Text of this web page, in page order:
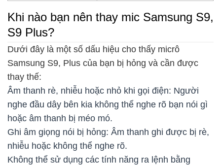
Khi nào bạn nên thay mic Samsung S9,
S9 Plus?
Dưới đây là một số dấu hiệu cho thấy micrô
Samsung S9, Plus của bạn bị hỏng và cần được
thay thế:
Âm thanh rè, nhiễu hoặc nhỏ khi gọi điện: Người
nghe đầu dây bên kia không thể nghe rõ bạn nói gì
hoặc âm thanh bị méo mó.
Ghi âm giọng nói bị hỏng: Âm thanh ghi được bị rè,
nhiễu hoặc không thể nghe rõ.
Không thể sử dụng các tính năng ra lệnh bằng